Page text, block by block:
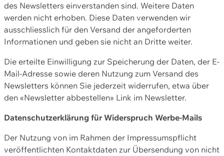
des Newsletters einverstanden sind. Weitere Daten
werden nicht erhoben. Diese Daten verwenden wir
ausschliesslich für den Versand der angeforderten
Informationen und geben sie nicht an Dritte weiter.
Die erteilte Einwilligung zur Speicherung der Daten, der E-
Mail-Adresse sowie deren Nutzung zum Versand des
Newsletters können Sie jederzeit widerrufen, etwa über
den «Newsletter abbestellen» Link im Newsletter.
Datenschutzerklärung für Widerspruch Werbe-Mails
Der Nutzung von im Rahmen der Impressumspflicht
veröffentlichten Kontaktdaten zur Übersendung von nicht